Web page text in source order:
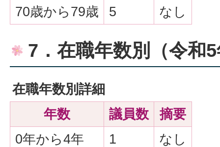
70歳から79歳
5 なし
7．在職年数別（令和
在職年数別詳細
年数
議員数
摘要
0年から4年
1
なし